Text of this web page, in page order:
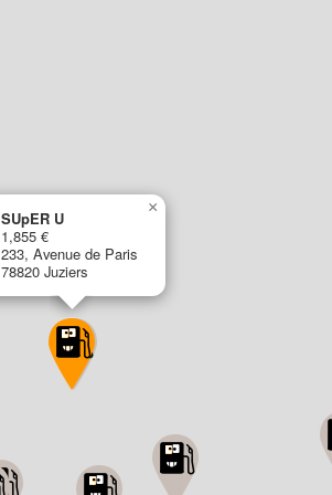
SUpER U
1,855 €
233, Avenue de Paris
78820 Juziers
×